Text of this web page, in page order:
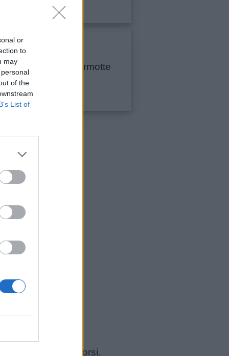
or
to
may
of the
List of
ghiri, criceti e marmotte
tra cui gli orsi.